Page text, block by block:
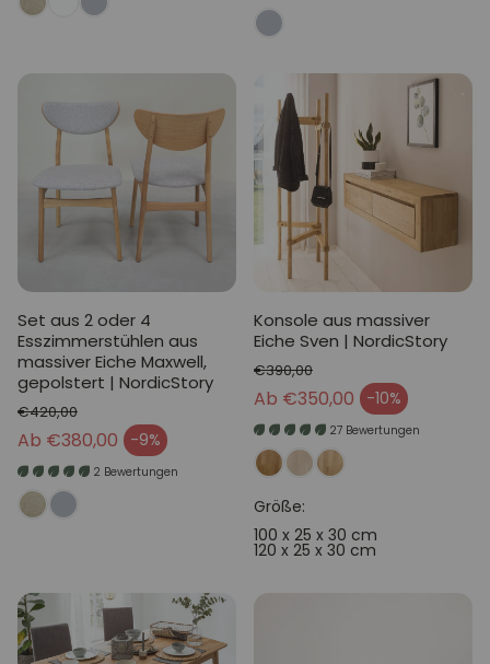
Set aus 2 oder 4
Esszimmerstühlen aus
massiver Eiche Maxwell,
gepolstert | NordicStory
Ab €380,00 -9%
Verkaufspreis
Normaler Preis
€420,00
2 Bewertungen
Konsole aus massiver
Eiche Sven | NordicStory
Ab €350,00 -10%
Verkaufspreis
Normaler Preis
€390,00
27 Bewertungen
Größe:
100 x 25 x 30 cm
120 x 25 x 30 cm